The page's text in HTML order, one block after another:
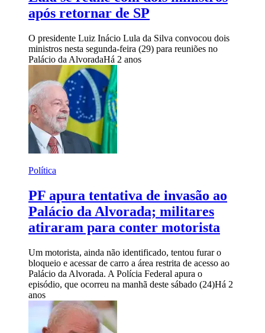
após retornar de SP
O presidente Luiz Inácio Lula da Silva convocou dois
ministros nesta segunda-feira (29) para reuniões no
Palácio da AlvoradaHá 2 anos
Política
PF apura tentativa de invasão ao
Palácio da Alvorada; militares
atiraram para conter motorista
Um motorista, ainda não identificado, tentou furar o
bloqueio e acessar de carro a área restrita de acesso ao
Palácio da Alvorada. A Polícia Federal apura o
episódio, que ocorreu na manhã deste sábado (24)Há 2
anos